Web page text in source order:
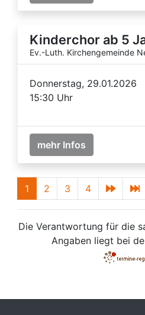
Kinderchor ab 5
Ev.-Luth. Kirchengemeinde
Donnerstag, 29.01.2026
15:30 Uhr
mehr Infos
1 2 3 4
Die Verantwortung für die
Angaben liegt bei